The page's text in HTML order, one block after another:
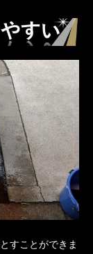
すことができま